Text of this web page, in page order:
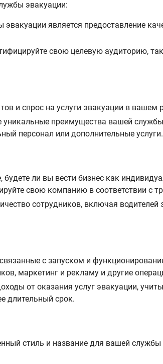
эвакуации:
является предоставление
свою целевую аудиторию,
и спрос на услуги эвакуации в
уникальные преимущества вашей
персонал или дополнительные услуги.
будете ли вы вести бизнес как
свою компанию в соответствии с
сотрудников, включая
с запуском и
маркетинг и рекламу и другие
от оказания услуг эвакуации,
длительный срок.
стиль и название для вашей